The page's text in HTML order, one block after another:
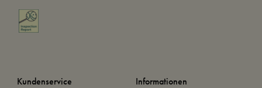
Kundenservice
Informationen